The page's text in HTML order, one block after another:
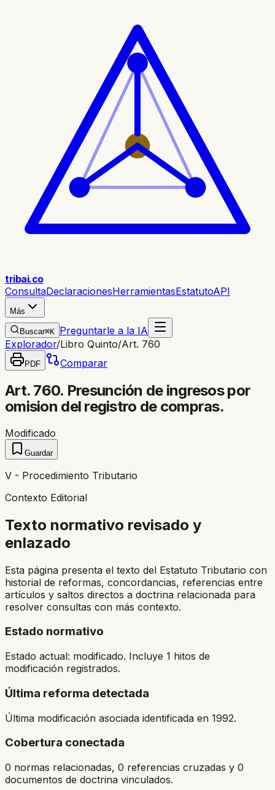
tribai.co
ConsultaDeclaracionesHerramientasEstatutoAPI
Más
Buscar⌘K Preguntarle a la IA
Explorador/Libro Quinto/Art. 760
PDF Comparar
Art. 760. Presunción de ingresos por
omision del registro de compras.
Modificado
Guardar
V - Procedimiento Tributario
Contexto Editorial
Texto normativo revisado y
enlazado
Esta página presenta el texto del Estatuto Tributario con
historial de reformas, concordancias, referencias entre
artículos y saltos directos a doctrina relacionada para
resolver consultas con más contexto.
Estado normativo
Estado actual: modificado. Incluye 1 hitos de
modificación registrados.
Última reforma detectada
Última modificación asociada identificada en 1992.
Cobertura conectada
0 normas relacionadas, 0 referencias cruzadas y 0
documentos de doctrina vinculados.